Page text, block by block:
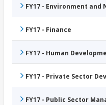
FY17 - Environment
FY17 - Finance
FY17 - Human
FY17 - Private Sector
FY17 - Public Sector